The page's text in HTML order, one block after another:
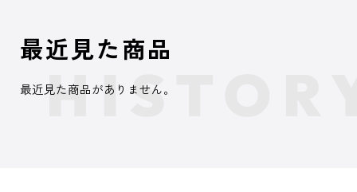
最近見た商品
最近見た商品がありません。